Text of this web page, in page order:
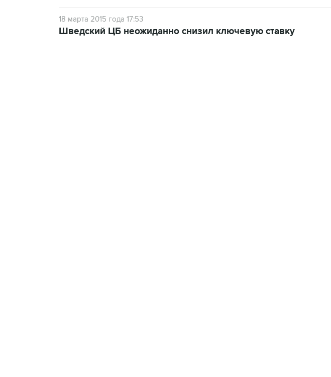
18 марта 2015 года 17:53
Шведский ЦБ неожиданно снизил ключевую ставку